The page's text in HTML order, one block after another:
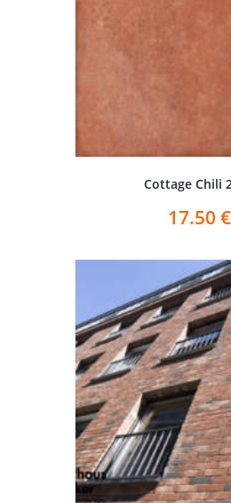
Cottage Chili
17.50 €